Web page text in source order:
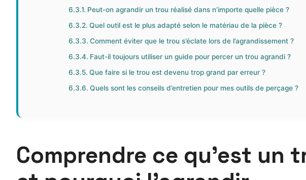
Peut-on agrandir un trou réalisé dans n’importe quelle pièce ?
Quel outil est le plus adapté selon le matériau de la pièce ?
Comment éviter que le trou s’éclate lors de l’agrandissement ?
Faut-il toujours utiliser un guide pour percer un trou agrandi ?
Que faire si le trou est devenu trop grand par erreur ?
Quels sont les conseils d’entretien pour mes outils de perçage ?
Comprendre ce qu’est un